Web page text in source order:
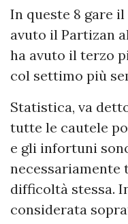
In queste 8 gare
avuto il Partizan
ha avuto il terzo
col settimo più
Statistica, va
tutte le cautele
e gli infortuni
necessariamente
difficoltà stessa.
considerata